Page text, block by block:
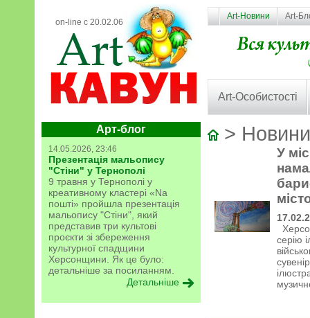
on-line с 20.02.06
Art-Новини Art-
Art-Особистості
Арт-блог
14.05.2026, 23:46
Презентація мальопису
"Стіни" у Тернополі
9 травня у Тернополі у
креативному кластері «Na
пошті» пройшла презентація
мальопису "Стіни", який
представив три культові
проєкти зі збереження
культурної спадщини
Херсонщини. Як це було:
детальніше за посиланням.
Детальніше
> Новини
У
серію